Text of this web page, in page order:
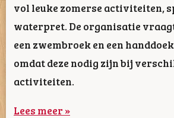
vol leuke zomerse activiteiten,
waterpret. De organisatie
een zwembroek en een
omdat deze nodig zijn bij
activiteiten.
Lees meer »